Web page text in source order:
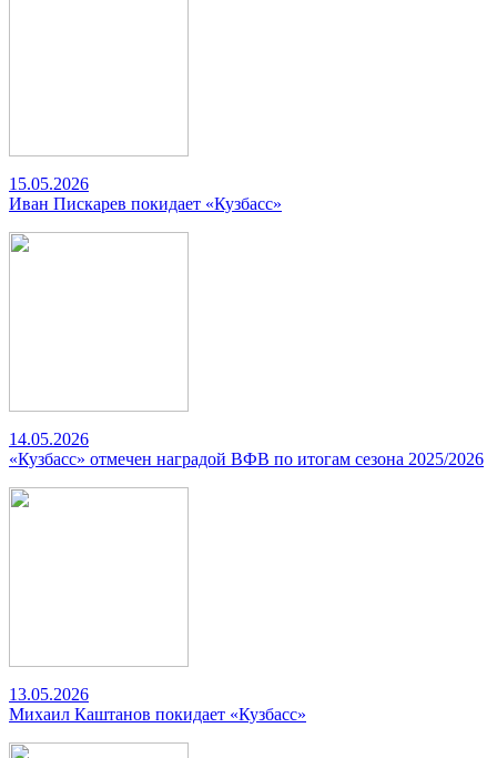
15.05.2026
Иван Пискарев покидает «Кузбасс»
14.05.2026
«Кузбасс» отмечен наградой ВФВ по итогам сезона 2025/2026
13.05.2026
Михаил Каштанов покидает «Кузбасс»